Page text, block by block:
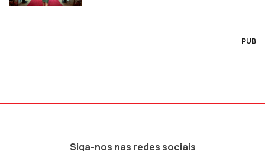
PUB
Siga-nos nas redes sociais